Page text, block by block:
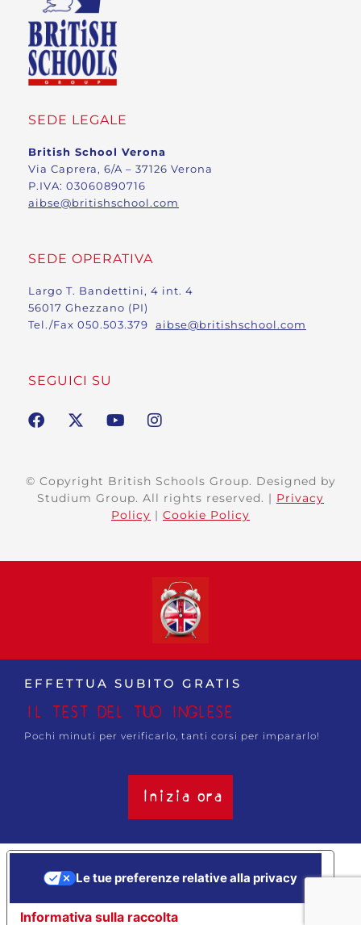
SEDE LEGALE
British School Verona
Via Caprera, 6/A – 37126 Verona
P.IVA: 03060890716
aibse@britishschool.com
SEDE OPERATIVA
Largo T. Bandettini, 4 int. 4
56017 Ghezzano (PI)
Tel./Fax 050.503.379 aibse@britishschool.com
SEGUICI SU
© Copyright British Schools Group. Designed by
Studium Group. All rights reserved. | Privacy
Policy | Cookie Policy
EFFETTUA SUBITO GRATIS
IL TEST DEL TUO INGLESE
Pochi minuti per verificarlo, tanti corsi per impararlo!
Inizia ora
Informativa sulla raccolta
Le tue preferenze relative alla privacy